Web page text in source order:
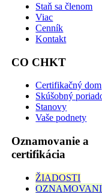
Staň sa členom
Viac
Cenník
Kontakt
CO CHKT
Certifikačný dom
Skúšobný
Stanovy
Vaše podnety
Oznamovanie a
certifikácia
ŽIADOSTI